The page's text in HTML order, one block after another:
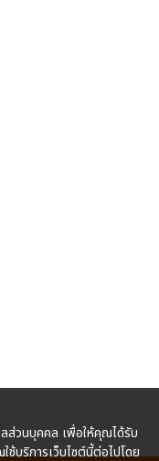
ส่วนบุคคล เพื่อให้คุณได้รับ
ช้บริการเว็บไซต์นี้ต่อไปโดย